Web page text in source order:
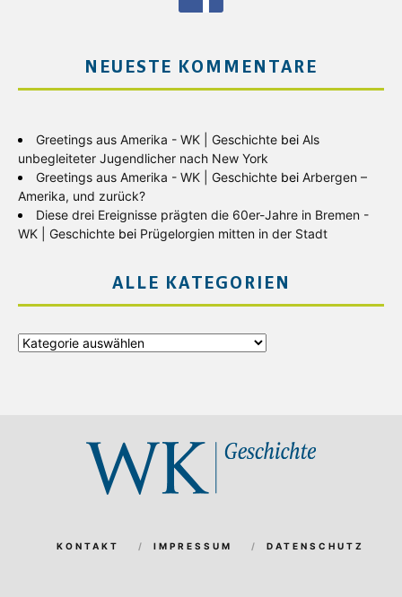
NEUESTE KOMMENTARE
Greetings aus Amerika - WK | Geschichte bei Als
unbegleiteter Jugendlicher nach New York
Greetings aus Amerika - WK | Geschichte bei Arbergen –
Amerika, und zurück?
Diese drei Ereignisse prägten die 60er-Jahre in Bremen -
WK | Geschichte bei Prügelorgien mitten in der Stadt
ALLE KATEGORIEN
Alle
KONTAKT IMPRESSUM DATENSCHUTZ